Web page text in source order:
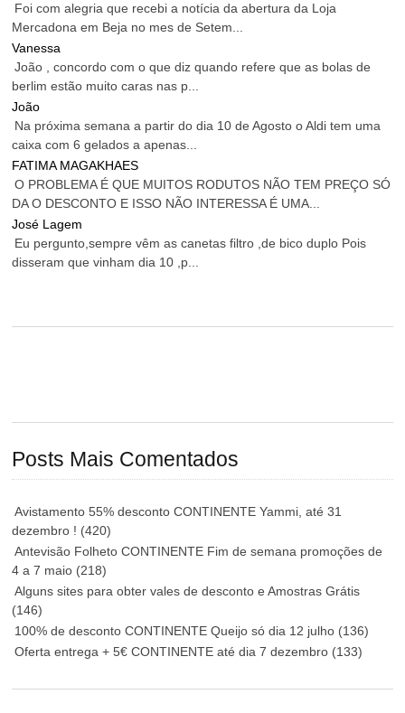
Foi com alegria que recebi a notícia da abertura da Loja
Mercadona em Beja no mes de Setem...
Vanessa
João , concordo com o que diz quando refere que as bolas de
berlim estão muito caras nas p...
João
Na próxima semana a partir do dia 10 de Agosto o Aldi tem uma
caixa com 6 gelados a apenas...
FATIMA MAGAKHAES
O PROBLEMA É QUE MUITOS RODUTOS NÃO TEM PREÇO SÓ
DA O DESCONTO E ISSO NÃO INTERESSA É UMA...
José Lagem
Eu pergunto,sempre vêm as canetas filtro ,de bico duplo Pois
disseram que vinham dia 10 ,p...
Posts Mais Comentados
Avistamento 55% desconto CONTINENTE Yammi, até 31
dezembro ! (420)
Antevisão Folheto CONTINENTE Fim de semana promoções de
4 a 7 maio (218)
Alguns sites para obter vales de desconto e Amostras Grátis
(146)
100% de desconto CONTINENTE Queijo só dia 12 julho (136)
Oferta entrega + 5€ CONTINENTE até dia 7 dezembro (133)